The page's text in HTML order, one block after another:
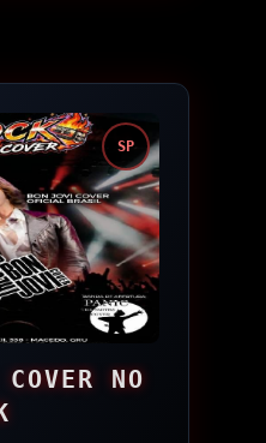
SP
NO